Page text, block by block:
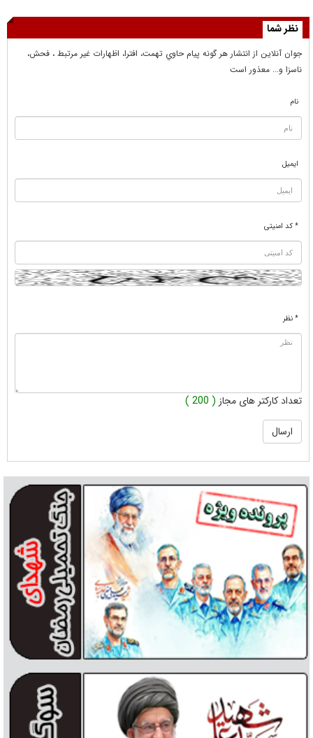
نظر شما
جوان آنلاين از انتشار هر گونه پيام حاوي تهمت، افترا، اظهارات غير مرتبط ، فحش،
ناسزا و... معذور است
نام
ایمیل
* کد امنیتی
* نظر
تعداد کارکتر های مجاز ( 200 )